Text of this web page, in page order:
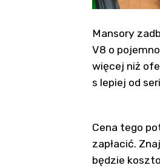
Mansory
V8 o
więcej niż
s lepiej od
Cena tego
zapłacić.
będzie